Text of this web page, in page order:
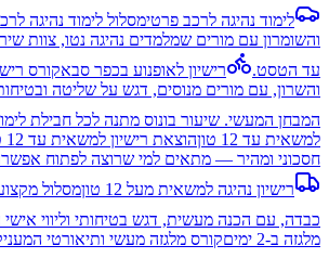
לימוד נהיגה לרכב פרטימסלול לימוד נהיגה
והשומרון עם מורים שמלמדים נהיגה נטו, צוות
עד הטסט.
רישיון לאופנוע בכפר סבאקורס
והשרון, עם מורים מנוסים, דגש על שליטה
המבחן המעשי. שיעור בונוס מתנה לכל חבילת
למשאית עד 12 טון
חסכוני ומהיר — מתאים למי שרוצה לפתוח
רישיון נהיגה למשאית מעל 12 טון
מסלול
כבדה, עם הכנה מעשית, דגש בטיחותי וליווי
מלגזה ב-2 ימים
קורס מלגזה מעשי ותיאורטי